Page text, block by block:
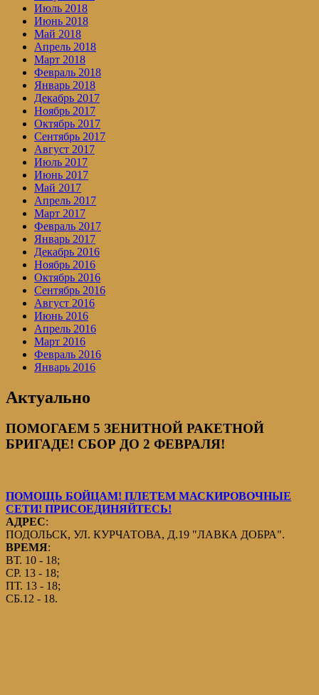
Июль 2018
Июнь 2018
Май 2018
Апрель 2018
Март 2018
Февраль 2018
Январь 2018
Декабрь 2017
Ноябрь 2017
Октябрь 2017
Сентябрь 2017
Август 2017
Июль 2017
Июнь 2017
Май 2017
Апрель 2017
Март 2017
Февраль 2017
Январь 2017
Декабрь 2016
Ноябрь 2016
Октябрь 2016
Сентябрь 2016
Август 2016
Июнь 2016
Апрель 2016
Март 2016
Февраль 2016
Январь 2016
Актуально
ПОМОГАЕМ 5 ЗЕНИТНОЙ РАКЕТНОЙ
БРИГАДЕ! СБОР ДО 2 ФЕВРАЛЯ!
ПОМОЩЬ БОЙЦАМ! ПЛЕТЕМ МАСКИРОВОЧНЫЕ
СЕТИ! ПРИСОЕДИНЯЙТЕСЬ!
АДРЕС:
ПОДОЛЬСК, УЛ. КУРЧАТОВА, Д.19 "ЛАВКА ДОБРА".
ВРЕМЯ:
ВТ. 10 - 18;
СР. 13 - 18;
ПТ. 13 - 18;
СБ.12 - 18.